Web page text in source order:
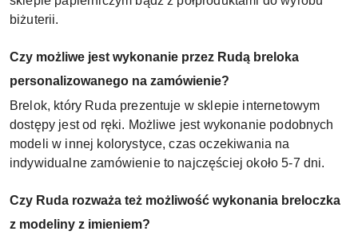
biżuterii.
Czy możliwe jest wykonanie przez Rudą breloka
personalizowanego na zamówienie?
Brelok, który Ruda prezentuje w sklepie internetowym
dostępy jest od ręki. Możliwe jest wykonanie podobnych
modeli w innej kolorystyce, czas oczekiwania na
indywidualne zamówienie to najczęściej około 5-7 dni.
Czy Ruda rozważa też możliwość wykonania breloczka
z modeliny z imieniem?